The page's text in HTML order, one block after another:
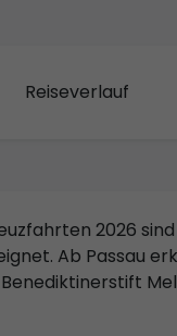
Reiseverlauf
2026
Ab Passau